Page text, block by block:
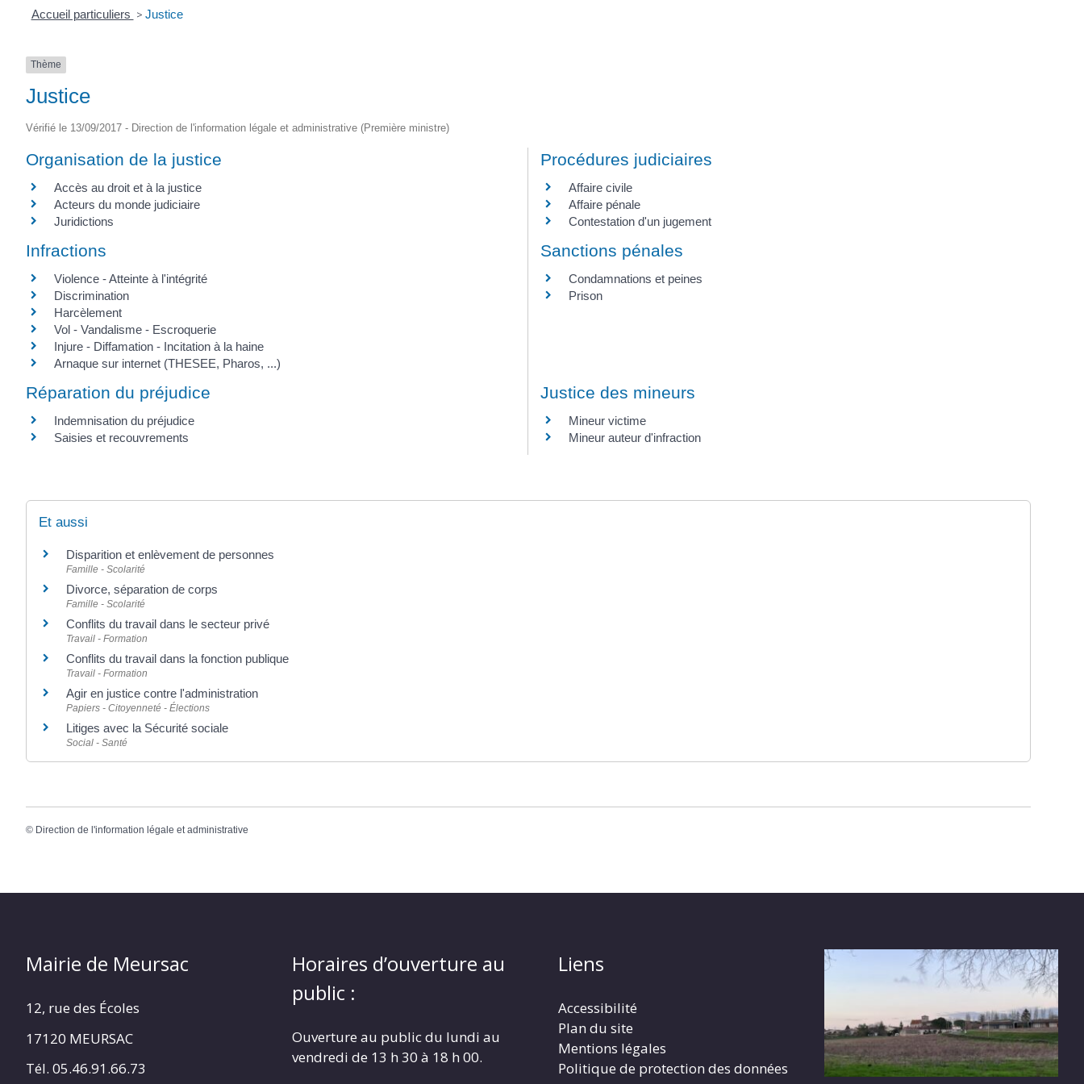
Accueil particuliers > Justice
Thème
Justice
Vérifié le 13/09/2017 - Direction de l'information légale et administrative (Première ministre)
Organisation de la justice
Accès au droit et à la justice
Acteurs du monde judiciaire
Juridictions
Procédures judiciaires
Affaire civile
Affaire pénale
Contestation d'un jugement
Infractions
Violence - Atteinte à l'intégrité
Discrimination
Harcèlement
Vol - Vandalisme - Escroquerie
Injure - Diffamation - Incitation à la haine
Arnaque sur internet (THESEE, Pharos, ...)
Sanctions pénales
Condamnations et peines
Prison
Réparation du préjudice
Indemnisation du préjudice
Saisies et recouvrements
Justice des mineurs
Mineur victime
Mineur auteur d'infraction
Et aussi
Disparition et enlèvement de personnes
Famille - Scolarité
Divorce, séparation de corps
Famille - Scolarité
Conflits du travail dans le secteur privé
Travail - Formation
Conflits du travail dans la fonction publique
Travail - Formation
Agir en justice contre l'administration
Papiers - Citoyenneté - Élections
Litiges avec la Sécurité sociale
Social - Santé
© Direction de l'information légale et administrative
Mairie de Meursac
12, rue des Écoles
17120 MEURSAC
Tél. 05.46.91.66.73
Horaires d’ouverture au
public :
Ouverture au public du lundi au
vendredi de 13 h 30 à 18 h 00.
Liens
Accessibilité
Plan du site
Mentions légales
Politique de protection des données